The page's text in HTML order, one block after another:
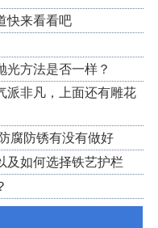
快来看看吧
光方法是否一样？
派非凡，上面还有雕花
腐防锈有没有做好
及如何选择铁艺护栏